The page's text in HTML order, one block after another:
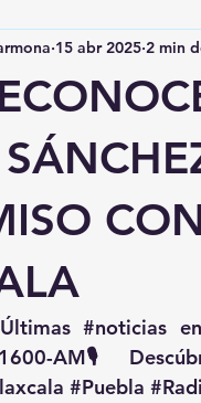
peligrosa 1370am
15 abr 2025 2 min
#noticias
AM🎙️
#Puebla